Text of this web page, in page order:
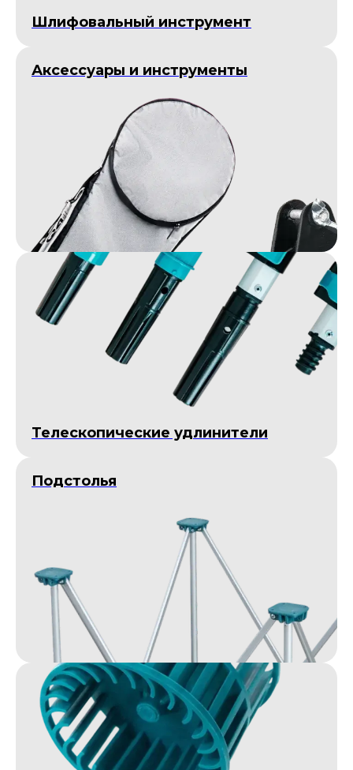
Шлифовальный инструмент
Аксессуары и инструменты
Телескопические удлинители
Подстолья